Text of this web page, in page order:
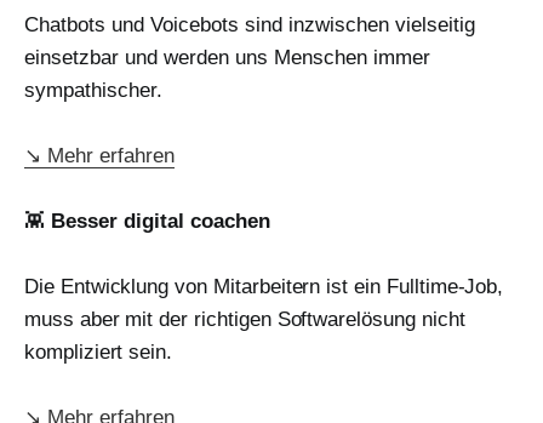
Chatbots und Voicebots sind inzwischen vielseitig
einsetzbar und werden uns Menschen immer
sympathischer.
↘ Mehr erfahren
👾 Besser digital coachen
Die Entwicklung von Mitarbeitern ist ein Fulltime-Job,
muss aber mit der richtigen Softwarelösung nicht
kompliziert sein.
↘ Mehr erfahren